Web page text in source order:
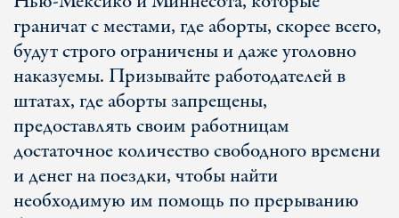
граничат с местами, где аборты, скорее всего,
будут строго ограничены и даже уголовно
наказуемы. Призывайте работодателей в
штатах, где аборты запрещены,
предоставлять своим работницам
достаточное количество свободного времени
и денег на поездки, чтобы найти
необходимую им помощь по прерыванию